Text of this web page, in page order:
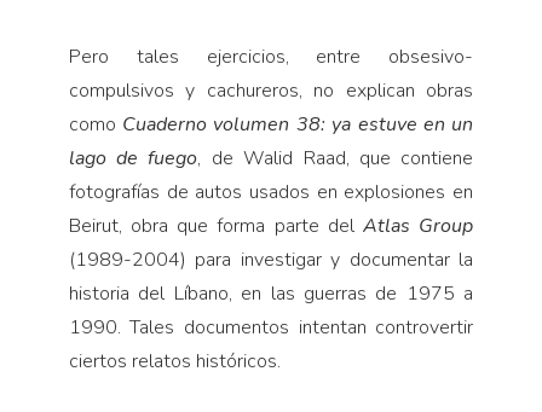
Pero tales ejercicios, entre obsesivo-
compulsivos y cachureros, no explican obras
como Cuaderno volumen 38: ya estuve en un
lago de fuego, de Walid Raad, que contiene
fotografías de autos usados en explosiones en
Beirut, obra que forma parte delAtlas Group
(1989-2004) para investigar y documentar la
historia del Líbano, en las guerras de 1975 a
1990. Tales documentos intentan controvertir
ciertos relatos históricos.